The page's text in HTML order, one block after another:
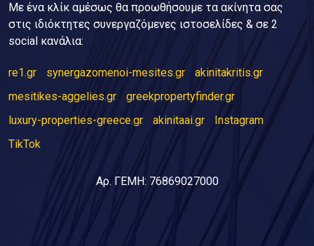
Με ένα κλίκ αμέσως θα προωθήσουμε τα ακίνητα σας
στις ιδιόκτητες συνεργαζόμενες ιστοσελίδες & σε 2
social κανάλια:
re1.gr synergazomenoi-mesites.gr
akinitakritis.gr
mesitikes-aggelies.gr
greekpropertyfinder.gr
luxury-properties-greece.gr
akinitaai.gr
Instagram
TikTok
Αρ. ΓΕΜΗ: 76869027000